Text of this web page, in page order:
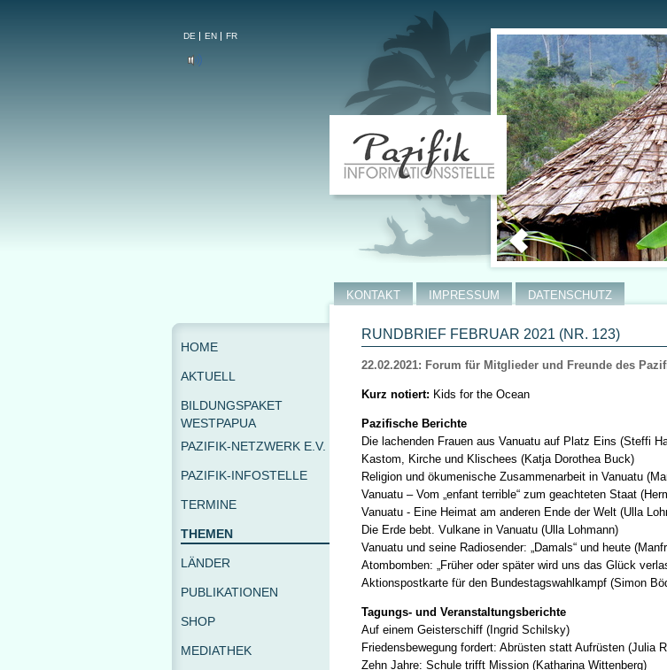
DE EN FR
RUNDBRIEF FEBRUAR 2021 (NR. 123)
22.02.2021: Forum für Mitglieder und Freunde des
Kurz notiert: Kids for the Ocean
Pazifische Berichte
Die lachenden Frauen aus Vanuatu auf Platz Eins (Steffi
Kastom, Kirche und Klischees (Katja Dorothea Buck)
Religion und ökumenische Zusammenarbeit in Vanuatu
Vanuatu – Vom „enfant terrible“ zum geachteten Staat
Vanuatu - Eine Heimat am anderen Ende der Welt (Ulla
Die Erde bebt. Vulkane in Vanuatu (Ulla Lohmann)
Vanuatu und seine Radiosender: „Damals“ und heute
Atombomben: „Früher oder später wird uns das Glück
Aktionspostkarte für den Bundestagswahlkampf (Simon
Tagungs- und Veranstaltungsberichte
Auf einem Geisterschiff (Ingrid Schilsky)
Friedensbewegung fordert: Abrüsten statt Aufrüsten (Julia
Zehn Jahre: Schule trifft Mission (Katharina Wittenberg)
KONTAKT IMPRESSUM DATENSCHUTZ
HOME
AKTUELL
BILDUNGSPAKET
WESTPAPUA
PAZIFIK-NETZWERK E.V.
PAZIFIK-INFOSTELLE
TERMINE
THEMEN
LÄNDER
PUBLIKATIONEN
SHOP
MEDIATHEK